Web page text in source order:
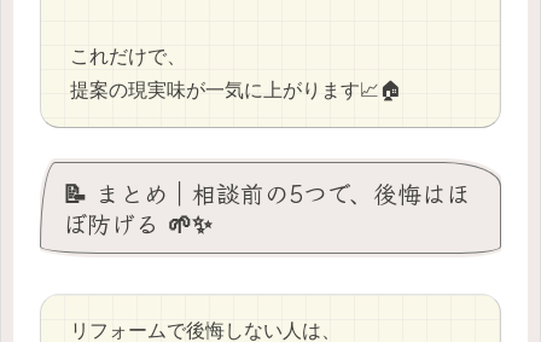
これだけで、
提案の現実味が一気に上がります📈🏠
📝 まとめ｜相談前の5つで、後悔はほ
ぼ防げる 🌱✨
リフォームで後悔しない人は、